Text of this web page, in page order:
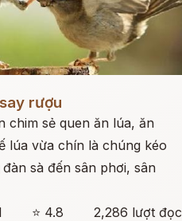
rượu
chim sẻ quen ăn lúa, ăn
lúa vừa chín là chúng kéo
sà đến sân phơi, sân
⭐ 4.8
2,286 lượt đọc